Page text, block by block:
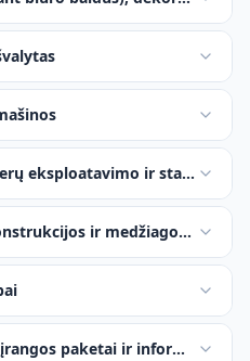
eksploatavimo ir statybos
ir medžiagos;
paketai ir informacinės